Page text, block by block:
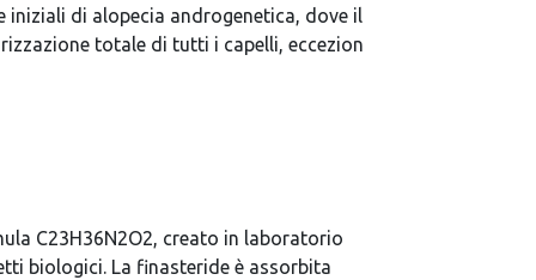
di alopecia androgenetica, dove il
totale di tutti i capelli, eccezion
C23H36N2O2, creato in laboratorio
biologici. La finasteride è assorbita